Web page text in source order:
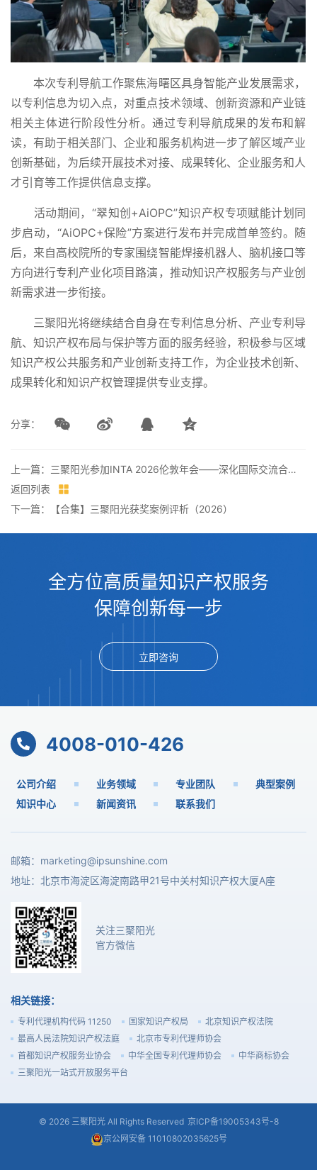
本次专利导航工作聚焦海曙区具身智能产业发展需求，
以专利信息为切入点，对重点技术领域、创新资源和产业链
相关主体进行阶段性分析。通过专利导航成果的发布和解
读，有助于相关部门、企业和服务机构进一步了解区域产业
创新基础，为后续开展技术对接、成果转化、企业服务和人
才引育等工作提供信息支撑。
活动期间，“翠知创+AiOPC”知识产权专项赋能计划同
步启动，“AiOPC+保险”方案进行发布并完成首单签约。随
后，来自高校院所的专家围绕智能焊接机器人、脑机接口等
方向进行专利产业化项目路演，推动知识产权服务与产业创
新需求进一步衔接。
三聚阳光将继续结合自身在专利信息分析、产业专利导
航、知识产权布局与保护等方面的服务经验，积极参与区域
知识产权公共服务和产业创新支持工作，为企业技术创新、
成果转化和知识产权管理提供专业支撑。
分享：
上一篇：三聚阳光参加INTA 2026伦敦年会——深化国际交流合作，拓展全球服务网络
返回列表
下一篇：【合集】三聚阳光获奖案例评析（2026）
全方位高质量知识产权服务
保障创新每一步
立即咨询
4008-010-426
公司介绍 业务领域 专业团队
典型案例
知识中心
新闻资讯 联系我们
邮箱： marketing@ipsunshine.com
地址：北京市海淀区海淀南路甲21号中关村知识产权大厦A座
关注三聚阳光
官方微信
相关链接：
专利代理机构代码 11250 国家知识产权局
北京知识产权法院
最高人民法院知识产权法庭
北京市专利代理师协会
首都知识产权服务业协会
中华全国专利代理师协会
中华商标协会
三聚阳光一站式开放服务平台
© 2026 三聚阳光 All Rights Reserved 京ICP备19005343号-8
京公网安备 11010802035625号